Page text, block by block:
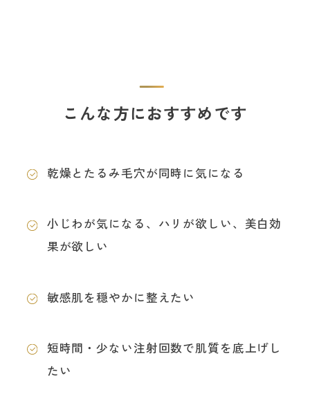
こんな方におすすめです
乾燥とたるみ毛穴が同時に気になる
小じわが気になる、ハリが欲しい、美白効
果が欲しい
敏感肌を穏やかに整えたい
短時間・少ない注射回数で肌質を底上げし
たい